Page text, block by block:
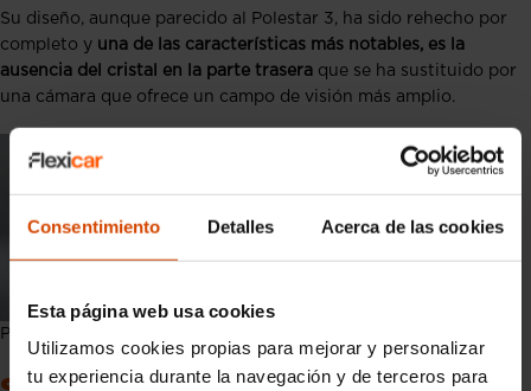
Consentimiento Detalles Acerca de las cookies
Esta página web usa cookies
Utilizamos cookies propias para mejorar y personalizar
tu experiencia durante la navegación y de terceros para
Su diseño, aunque parecido al Polestar 3, ha sido rehecho por
completo y una de las características más notables, es la
ausencia del cristal en la parte trasera que se ha sustituido por
una cámara que ofrece un campo de visión más amplio.
Polestar 4